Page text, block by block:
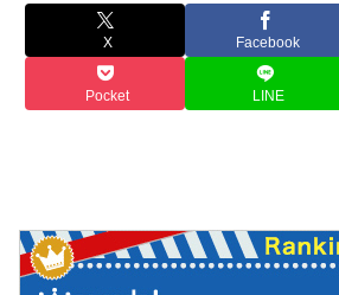
X Facebook
Pocket LINE